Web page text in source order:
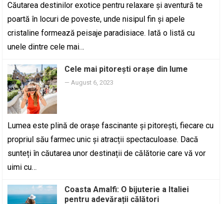
Căutarea destinilor exotice pentru relaxare și aventură te
poartă în locuri de poveste, unde nisipul fin și apele
cristaline formează peisaje paradisiace. Iată o listă cu
unele dintre cele mai…
Cele mai pitorești orașe din lume
—August 6, 2023
Lumea este plină de orașe fascinante și pitorești, fiecare cu
propriul său farmec unic și atracții spectaculoase. Dacă
sunteți în căutarea unor destinații de călătorie care vă vor
uimi cu…
Coasta Amalfi: O bijuterie a Italiei
pentru adevărații călători